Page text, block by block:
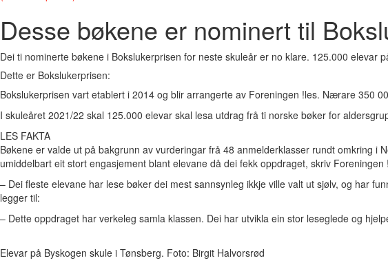
Desse bøkene er nominert til
Dei ti nominerte bøkene i Bokslukerprisen for neste skuleår er no klare. 125.000
Dette er Bokslukerprisen:
Bokslukerprisen vart etablert i 2014 og blir arrangerte av Foreningen !les. Nærare 350
I skuleåret 2021/22 skal 125.000 elevar skal lesa utdrag frå ti norske bøker for
LES FAKTA
Bøkene er valde ut på bakgrunn av vurderingar frå 48 anmelderklasser rundt omkring
umiddelbart eit stort engasjement blant elevane då dei fekk oppdraget, skriv Foreningen
– Dei fleste elevane har lese bøker dei mest sannsynleg ikkje ville valt ut sjølv, og har
legger til:
– Dette oppdraget har verkeleg samla klassen. Dei har utvikla ein stor leseglede og
Elevar på Byskogen skule i Tønsberg. Foto: Birgit Halvorsrød